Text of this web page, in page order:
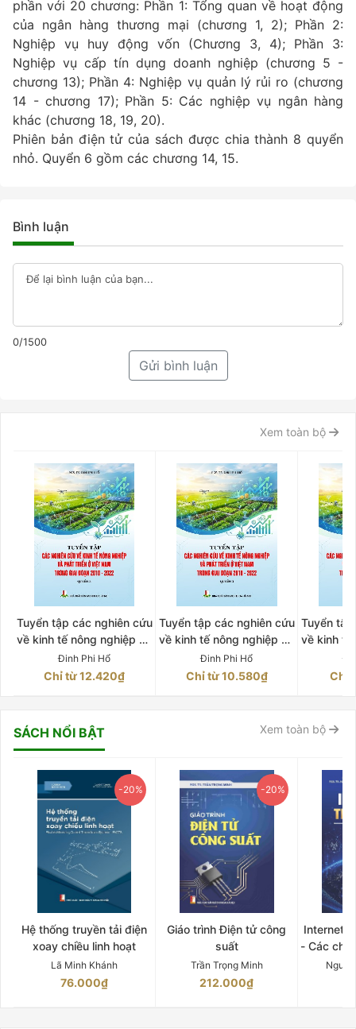
phần với 20 chương: Phần 1: Tổng quan về hoạt động
của ngân hàng thương mại (chương 1, 2); Phần 2:
Nghiệp vụ huy động vốn (Chương 3, 4); Phần 3:
Nghiệp vụ cấp tín dụng doanh nghiệp (chương 5 -
chương 13); Phần 4: Nghiệp vụ quản lý rủi ro (chương
14 - chương 17); Phần 5: Các nghiệp vụ ngân hàng
khác (chương 18, 19, 20).
Phiên bản điện tử của sách được chia thành 8 quyển
nhỏ. Quyển 6 gồm các chương 14, 15.
Bình luận
0/1500
Gửi bình luận
Xem toàn bộ
Tuyển tập các nghiên cứu
về kinh tế nông nghiệp và
phát triển ở Việt Nam
trong giai đoạn 2010-
Đinh Phi Hổ
Chỉ từ 12.420₫
Tuyển tập các nghiên cứu
về kinh tế nông nghiệp và
phát triển ở Việt Nam
trong giai đoạn 2010-
Đinh Phi Hổ
Chỉ từ 10.580₫
Tuyển
về kinh tế
phát
trong
Chỉ
SÁCH NỔI BẬT Xem toàn bộ
-20%
Hệ thống truyền tải điện
xoay chiều linh hoạt
Lã Minh Khánh
76.000₫
-20%
Giáo trình Điện tử công
suất
Trần Trọng Minh
212.000₫
Internet
- Các